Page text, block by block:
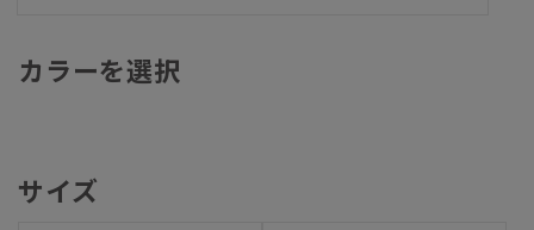
カラーを選択
サイズ